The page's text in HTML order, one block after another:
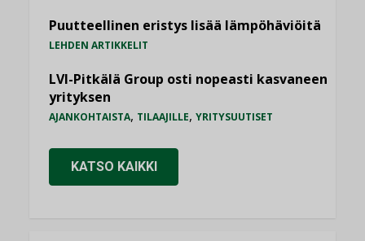
Puutteellinen eristys lisää lämpöhäviöitä
LEHDEN ARTIKKELIT
LVI-Pitkälä Group osti nopeasti kasvaneen
yrityksen
AJANKOHTAISTA, TILAAJILLE, YRITYSUUTISET
KATSO KAIKKI